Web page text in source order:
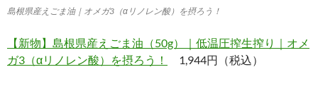
島根県産えごま油｜オメガ3（αリノレン酸）を摂ろう！
【新物】島根県産えごま油（50g）｜低温圧搾生搾り｜オメ
ガ3（αリノレン酸）を摂ろう！
1,944円（税込）